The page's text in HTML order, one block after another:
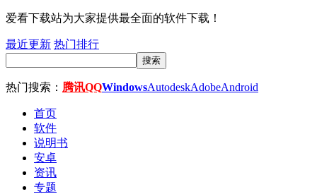
爱看下载站为大家提供最全面的软件下载！
最近更新 热门排行
搜索
热门搜索： 腾讯QQWindowsAutodeskAdobeAndroid
首页
软件
说明书
安卓
资讯
专题